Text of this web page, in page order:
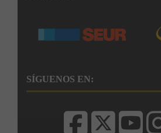
SÍGUENOS EN: